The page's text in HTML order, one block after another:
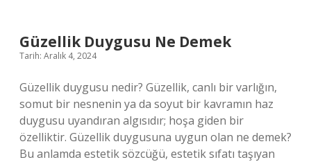
Güzellik Duygusu Ne Demek
Tarih: Aralık 4, 2024
Güzellik duygusu nedir? Güzellik, canlı bir varlığın,
somut bir nesnenin ya da soyut bir kavramın haz
duygusu uyandıran algısıdır; hoşa giden bir
özelliktir. Güzellik duygusuna uygun olan ne demek?
Bu anlamda estetik sözcüğü, estetik sıfatı taşıyan